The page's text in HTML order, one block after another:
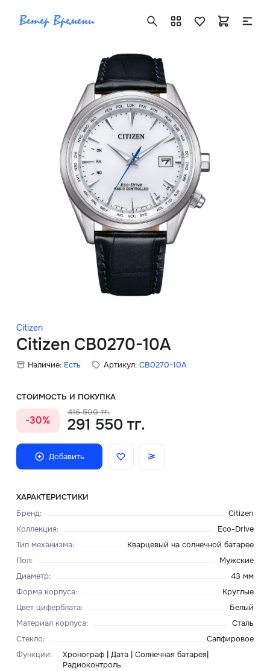
Citizen
Citizen CB0270-10A
Наличие: Есть Артикул: CB0270-10A
СТОИМОСТЬ И ПОКУПКА
-30%
416 500 тг.
291 550 тг.
Добавить
ХАРАКТЕРИСТИКИ
Бренд:
Citizen
Коллекция:
Eco-Drive
Тип механизма:
Кварцевый на солнечной батарее
Пол:
Мужские
Диаметр:
43 мм
Форма корпуса:
Круглые
Цвет циферблата:
Белый
Материал корпуса:
Сталь
Стекло:
Сапфировое
Функции:
Хронограф | Дата | Солнечная батарея|
Радиоконтроль
+7 ( 705 ) 181-42-50
info@vetervremeni.kz
Авторизация
Каталог
Мужские часы
Женские часы
Скидки
Главная
О нас
Доставка и оплата
Блог